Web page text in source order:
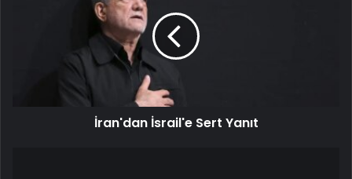
İran'dan İsrail'e Sert Yanıt